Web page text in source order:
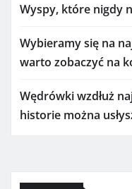
Wyspy, które nigdy
Wybieramy się na
warto zobaczyć na
Wędrówki wzdłuż
historie można